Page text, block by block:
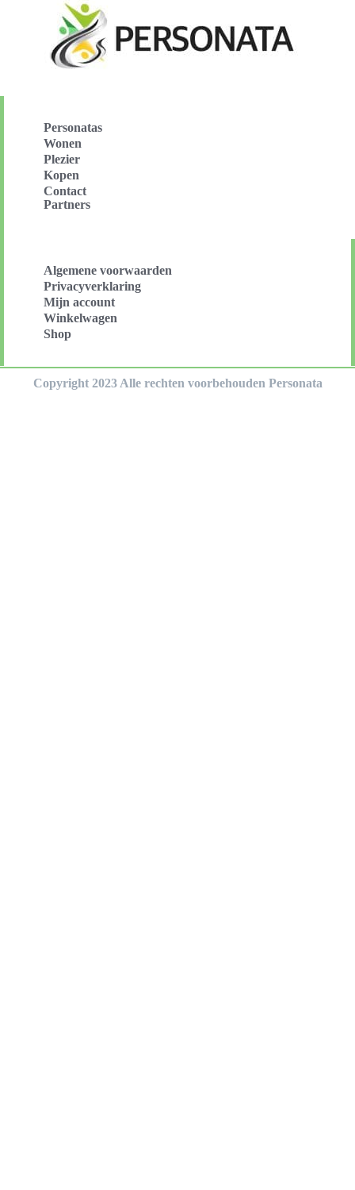
Personatas
Wonen
Plezier
Kopen
Contact
Partners
Algemene voorwaarden
Privacyverklaring
Mijn account
Winkelwagen
Shop
Copyright 2023 Alle rechten voorbehouden Personata